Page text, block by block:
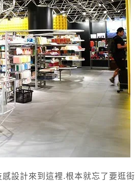
設計來到這裡.根本就忘了要逛